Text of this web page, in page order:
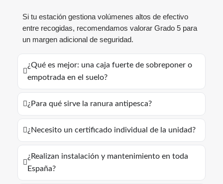
Si tu estación gestiona volúmenes altos de efectivo
entre recogidas, recomendamos valorar Grado 5 para
un margen adicional de seguridad.
¿Qué es mejor: una caja fuerte de sobreponer o
empotrada en el suelo?
¿Para qué sirve la ranura antipesca?
¿Necesito un certificado individual de la unidad?
¿Realizan instalación y mantenimiento en toda
España?